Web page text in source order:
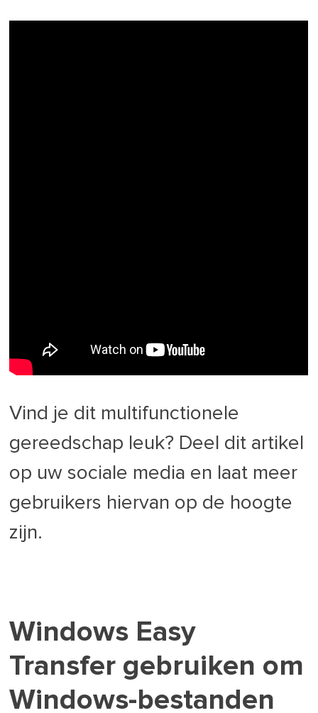
Vind je dit multifunctionele
gereedschap leuk? Deel dit artikel
op uw sociale media en laat meer
gebruikers hiervan op de hoogte
zijn.
Windows Easy
Transfer gebruiken om
Windows-bestanden